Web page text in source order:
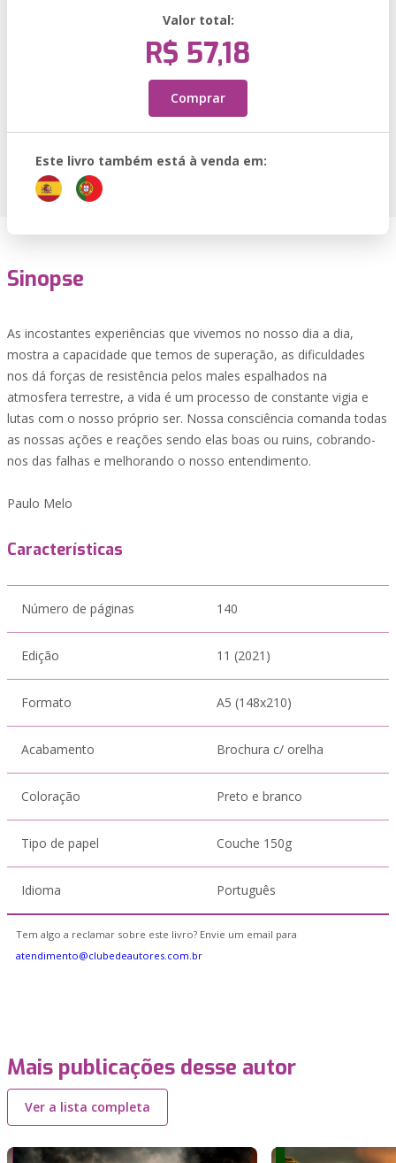
Valor total:
R$ 57,18
Comprar
Este livro também está à venda em:
Sinopse
As incostantes experiências que vivemos no nosso dia a dia,
mostra a capacidade que temos de superação, as dificuldades
nos dá forças de resistência pelos males espalhados na
atmosfera terrestre, a vida é um processo de constante vigia e
lutas com o nosso próprio ser. Nossa consciência comanda todas
as nossas ações e reações sendo elas boas ou ruins, cobrando-
nos das falhas e melhorando o nosso entendimento.
Paulo Melo
Características
Número de páginas 140
Edição 11 (2021)
Formato A5 (148x210)
Acabamento Brochura c/ orelha
Coloração Preto e branco
Tipo de papel Couche 150g
Idioma Português
Tem algo a reclamar sobre este livro? Envie um email para
atendimento@clubedeautores.com.br
Mais publicações desse autor
Ver a lista completa